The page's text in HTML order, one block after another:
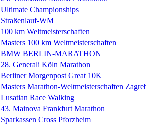
Ultimate Championships
Straßenlauf-WM
100 km Weltmeisterschaften
Masters 100 km Weltmeisterschaften
BMW BERLIN-MARATHON
28. Generali Köln Marathon
Berliner Morgenpost Great 10K
Masters Marathon-Weltmeisterschaften
Lusatian Race Walking
43. Mainova Frankfurt Marathon
Sparkassen Cross Pforzheim